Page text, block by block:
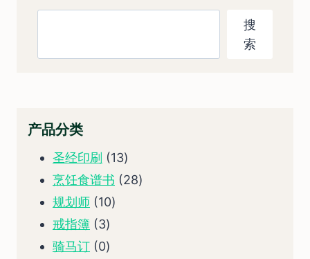
搜
索
产品分类
圣经印刷 1313
个
烹饪食谱书 2828
规划师 1010
戒指簿 33
个
骑马订 00